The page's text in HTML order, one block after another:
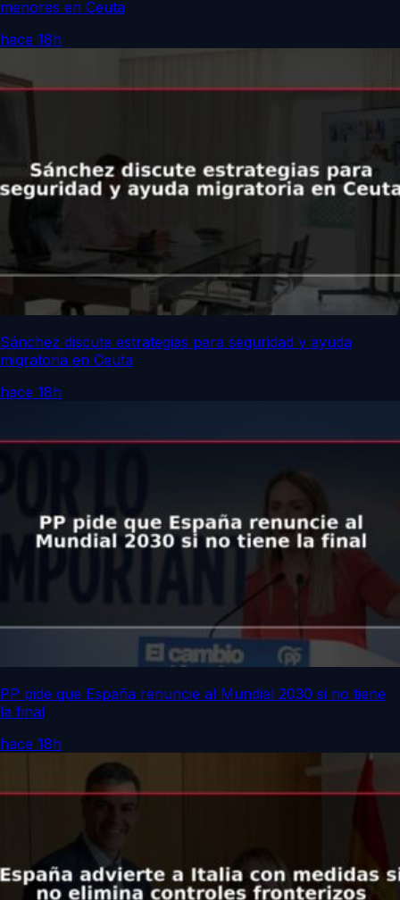
menores en Ceuta
hace 18h
Sánchez discute estrategias para seguridad y ayuda
migratoria en Ceuta
hace 18h
PP pide que España renuncie al Mundial 2030 si no tiene
la final
hace 18h